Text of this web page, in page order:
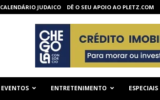
CALENDÁRIO JUDAICO DÊ O SEU APOIO AO PLETZ.COM
EVENTOS ENTRETENIMENTO ESPECIAIS